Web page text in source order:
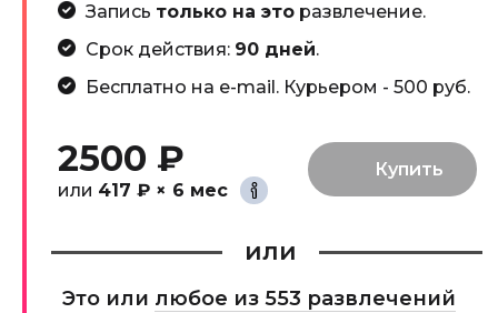
Запись только на эторазвлечение.
Срок действия: 90 дней.
Бесплатно на e-mail. Курьером - 500 руб.
2500 ₽
или 417 ₽ × 6 мес
или
Это или любое из 553 развлечений